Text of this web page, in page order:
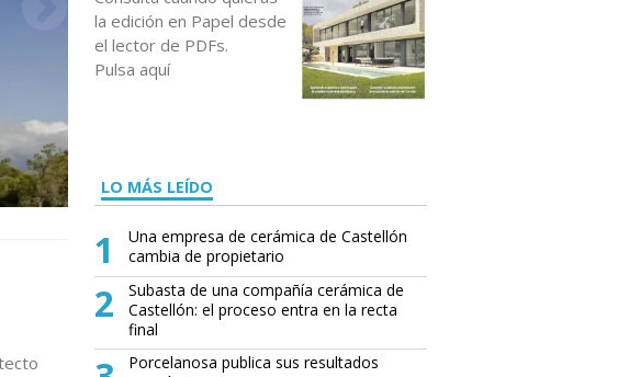
la edición en Papel desde
el lector de PDFs.
Pulsa aquí
LO MÁS LEÍDO
1
Una empresa de cerámica de Castellón
cambia de propietario
2
Subasta de una compañía cerámica de
Castellón: el proceso entra en la recta
final
Porcelanosa publica sus resultados